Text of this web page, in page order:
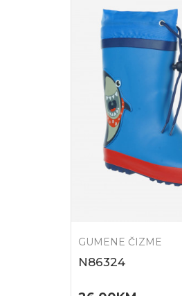
GUMENE ČIZME
N86324